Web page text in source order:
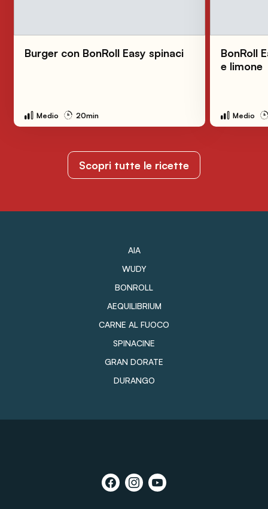
Burger con BonRoll Easy spinaci
Medio 20min
BonRoll
e limone
Medio
Scopri tutte le ricette
AIA
WUDY
BONROLL
AEQUILIBRIUM
CARNE AL FUOCO
SPINACINE
GRAN DORATE
DURANGO